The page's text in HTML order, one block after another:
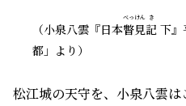
（小泉八雲『日本瞥見
べっけん
記
き
下』
都」より）
松江城の天守を、小泉八雲